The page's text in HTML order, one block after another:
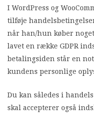
I WordPress og
tilføje
når han/hun køber
lavet en række GDPR
betalingsiden står en
kundens personlige
Du kan således i
skal accepterer også